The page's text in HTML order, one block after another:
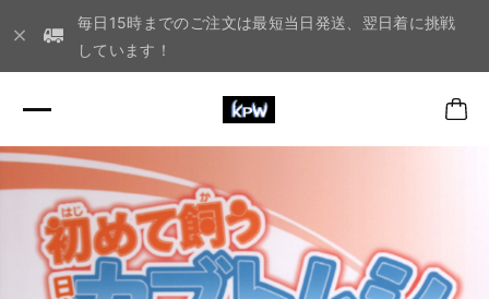
毎日15時までのご注文は最短当日発送、翌日着に挑戦
しています！